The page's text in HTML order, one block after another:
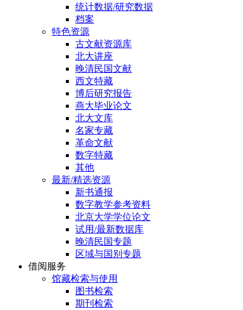
统计数据/研究数据
档案
特色资源
古文献资源库
北大讲座
晚清民国文献
西文特藏
博后研究报告
燕大毕业论文
北大文库
名家专藏
革命文献
数字特藏
其他
最新/精选资源
新书通报
数字教学参考资料
北京大学学位论文
试用/最新数据库
晚清民国专题
区域与国别专题
借阅服务
馆藏检索与使用
图书检索
期刊检索